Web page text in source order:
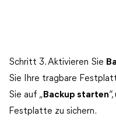
Schritt 3. Aktivieren Sie
Sie Ihre tragbare
Sie auf „ Backup starten
Festplatte zu sichern.